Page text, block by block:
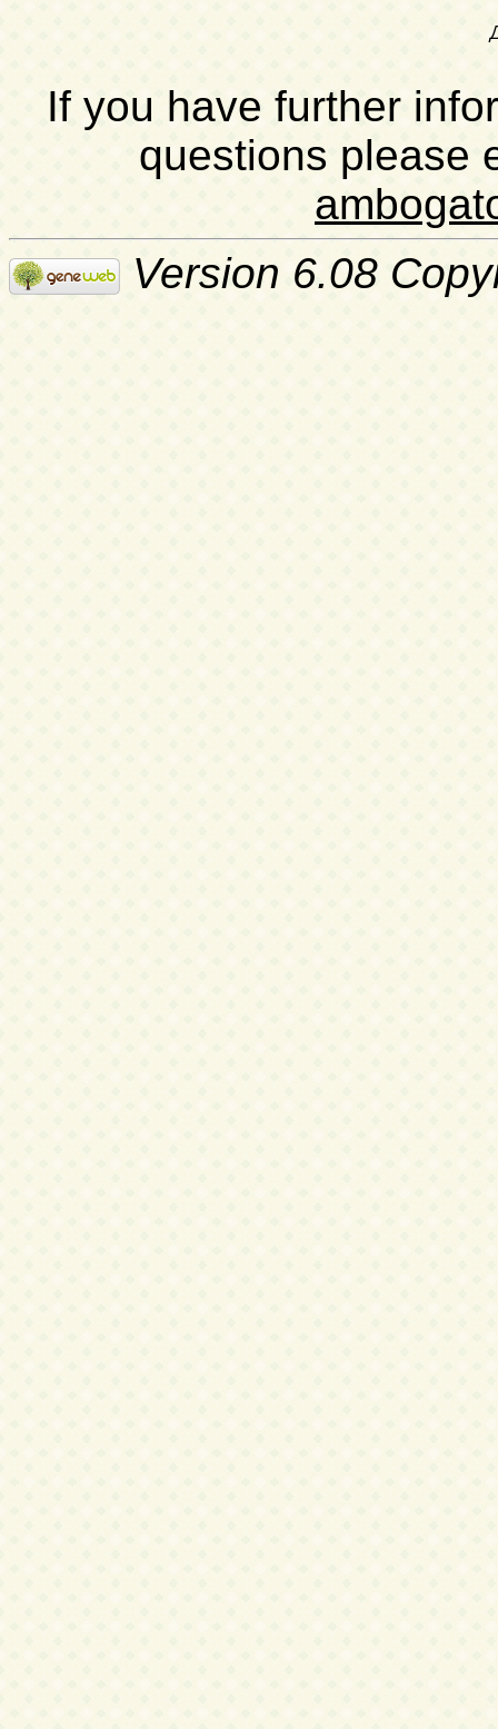
If you have further
questions please
Version 6.08